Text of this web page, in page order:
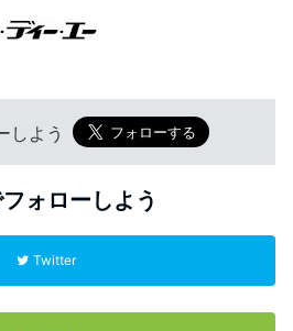
しよう
ォローしよう
Twitter